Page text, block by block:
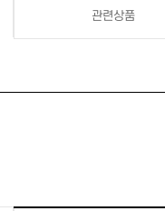
관련상품